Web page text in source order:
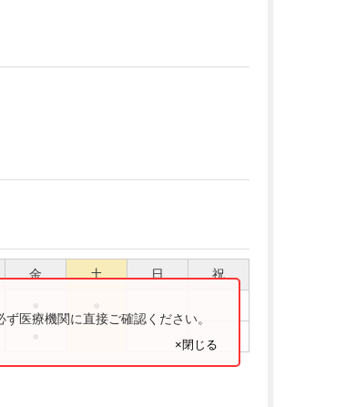
金 土 日 祝
医療機関に直接ご確認ください。
×閉じる